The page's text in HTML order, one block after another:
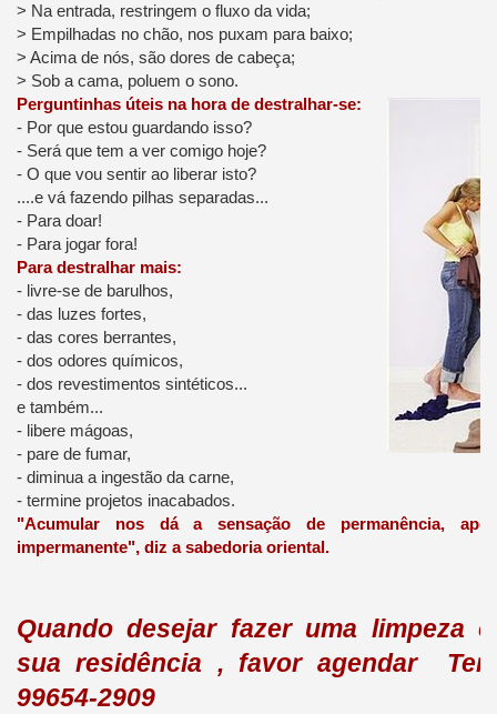
> Na entrada, restringem o fluxo da vida;
> Empilhadas no chão, nos puxam para baixo;
> Acima de nós, são dores de cabeça;
> Sob a cama, poluem o sono.
Perguntinhas úteis na hora de destralhar-se:
- Por que estou guardando isso?
- Será que tem a ver comigo hoje?
- O que vou sentir ao liberar isto?
....e vá fazendo pilhas separadas...
- Para doar!
- Para jogar fora!
Para destralhar mais:
- livre-se de barulhos,
- das luzes fortes,
- das cores berrantes,
- dos odores químicos,
- dos revestimentos sintéticos...
e também...
- libere mágoas,
- pare de fumar,
- diminua a ingestão da carne,
- termine projetos inacabados.
"Acumular nos dá a sensação de permanência,
impermanente", diz a sabedoria oriental.
Quando desejar fazer uma limpeza
sua residência , favor agendar
99654-2909